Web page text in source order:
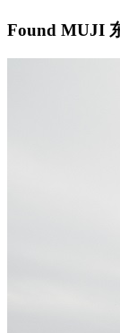
Found MUJI